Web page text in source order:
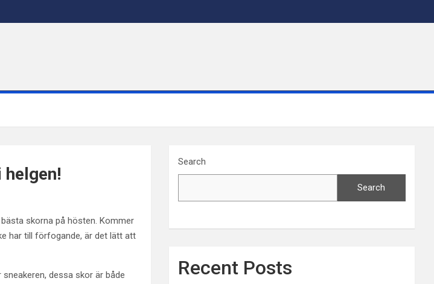
helgen!
bästa skorna på hösten. Kommer
har till förfogande, är det lätt att
dessa skor är både
Search
Search
Recent Posts